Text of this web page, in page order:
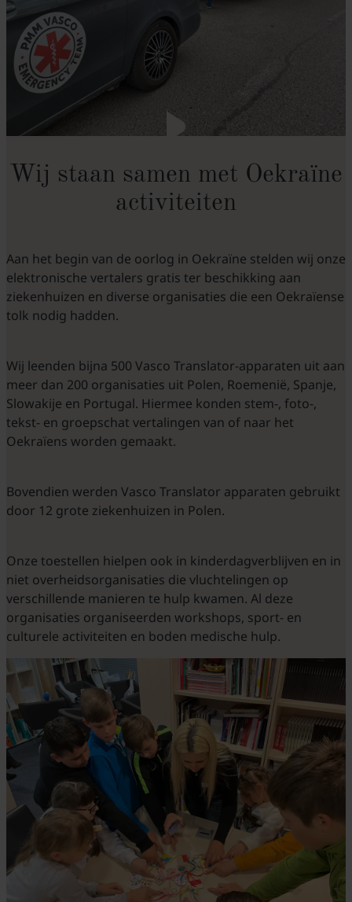
Wij staan samen met Oekraïne
activiteiten
Aan het begin van de oorlog in Oekraïne stelden wij onze
elektronische vertalers gratis ter beschikking aan
ziekenhuizen en diverse organisaties die een Oekraïense
tolk nodig hadden.
Wij leenden bijna 500 Vasco Translator-apparaten uit aan
meer dan 200 organisaties uit Polen, Roemenië, Spanje,
Slowakije en Portugal. Hiermee konden stem-, foto-,
tekst- en groepschat vertalingen van of naar het
Oekraïens worden gemaakt.
Bovendien werden Vasco Translator apparaten gebruikt
door 12 grote ziekenhuizen in Polen.
Onze toestellen hielpen ook in kinderdagverblijven en in
niet overheidsorganisaties die vluchtelingen op
verschillende manieren te hulp kwamen. Al deze
organisaties organiseerden workshops, sport- en
culturele activiteiten en boden medische hulp.